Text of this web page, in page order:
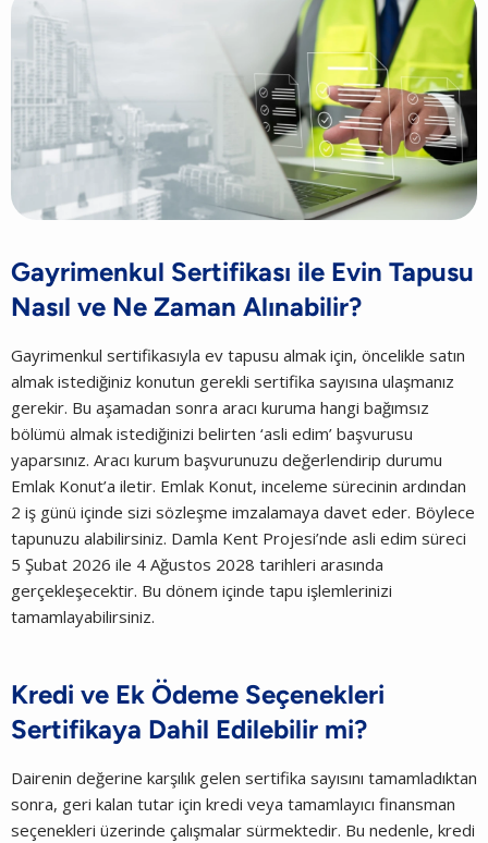
Gayrimenkul Sertifikası ile Evin Tapusu
Nasıl ve Ne Zaman Alınabilir?
Gayrimenkul sertifikasıyla ev tapusu almak için, öncelikle satın
almak istediğiniz konutun gerekli sertifika sayısına ulaşmanız
gerekir. Bu aşamadan sonra aracı kuruma hangi bağımsız
bölümü almak istediğinizi belirten ‘asli edim’ başvurusu
yaparsınız. Aracı kurum başvurunuzu değerlendirip durumu
Emlak Konut’a iletir. Emlak Konut, inceleme sürecinin ardından
2 iş günü içinde sizi sözleşme imzalamaya davet eder. Böylece
tapunuzu alabilirsiniz. Damla Kent Projesi’nde asli edim süreci
5 Şubat 2026 ile 4 Ağustos 2028 tarihleri arasında
gerçekleşecektir. Bu dönem içinde tapu işlemlerinizi
tamamlayabilirsiniz.
Kredi ve Ek Ödeme Seçenekleri
Sertifikaya Dahil Edilebilir mi?
Dairenin değerine karşılık gelen sertifika sayısını tamamladıktan
sonra, geri kalan tutar için kredi veya tamamlayıcı finansman
seçenekleri üzerinde çalışmalar sürmektedir. Bu nedenle, kredi